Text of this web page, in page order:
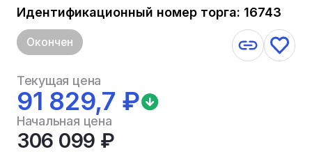
Идентификационный номер торга: 16743
Окончен
Текущая цена
91 829,7 ₽
Начальная цена
306 099 ₽